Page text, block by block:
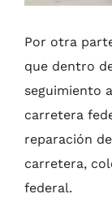
Por otra
que dentro
seguimiento
carretera
reparación
carretera,
federal.